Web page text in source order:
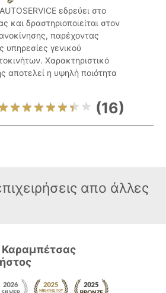
εδρεύει στο
και δραστηριοποιείται στον
παρέχοντας
υπηρεσίες γενικού
Χαρακτηριστικό
αποτελεί η υψηλή ποιότητα
(16)
απο άλλες
Καραμπέτσας